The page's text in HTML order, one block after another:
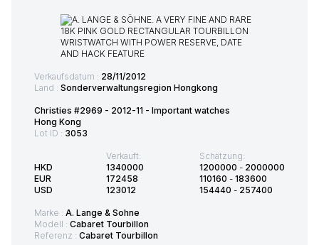
Verkaufsdatum : 28/11/2012
Land : Sonderverwaltungsregion Hongkong
Christies #2969 - 2012-11 - Important watches
Hong Kong
Lot ID : 3053
HKD
EUR
USD
Verkauft:
1340000
172458
123012
Schätzung:
1200000 - 2000000
110160 - 183600
154440 - 257400
Marke : A. Lange & Sohne
Modell : Cabaret Tourbillon
Referenz : Cabaret Tourbillon